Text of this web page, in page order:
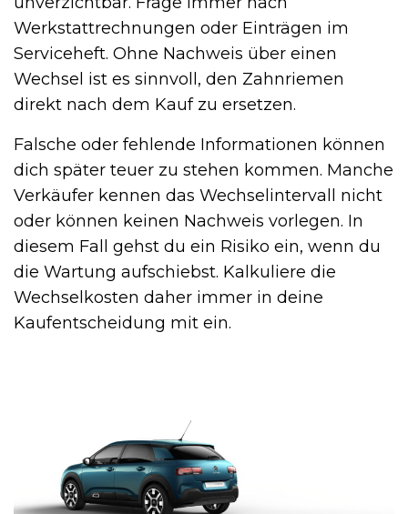
Werkstattrechnungen oder Einträgen im
Serviceheft. Ohne Nachweis über einen
Wechsel ist es sinnvoll, den Zahnriemen
direkt nach dem Kauf zu ersetzen.
Falsche oder fehlende Informationen können
dich später teuer zu stehen kommen. Manche
Verkäufer kennen das Wechselintervall nicht
oder können keinen Nachweis vorlegen. In
diesem Fall gehst du ein Risiko ein, wenn du
die Wartung aufschiebst. Kalkuliere die
Wechselkosten daher immer in deine
Kaufentscheidung mit ein.